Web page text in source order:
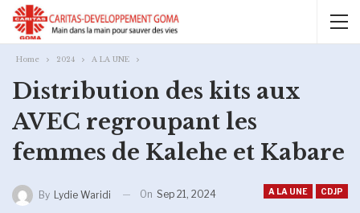
Home 2024 A LA UNE
Distribution des kits aux
AVEC regroupant les
femmes de Kalehe et Kabare
A LA UNE CDJP
By Lydie Waridi On Sep 21, 2024